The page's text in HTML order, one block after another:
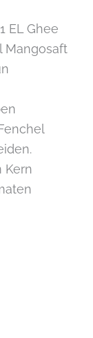
EL Ghee
Mangosaft
Kern